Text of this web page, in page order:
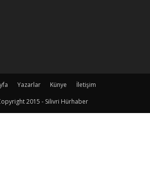
Yazarlar Künye
İletişim
2015 - Silivri Hürhaber